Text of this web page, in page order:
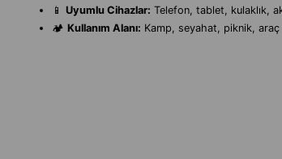
📱 Uyumlu Cihazlar: Telefon, tablet, kulaklık,
🏕️ Kullanım Alanı: Kamp, seyahat, piknik, araç